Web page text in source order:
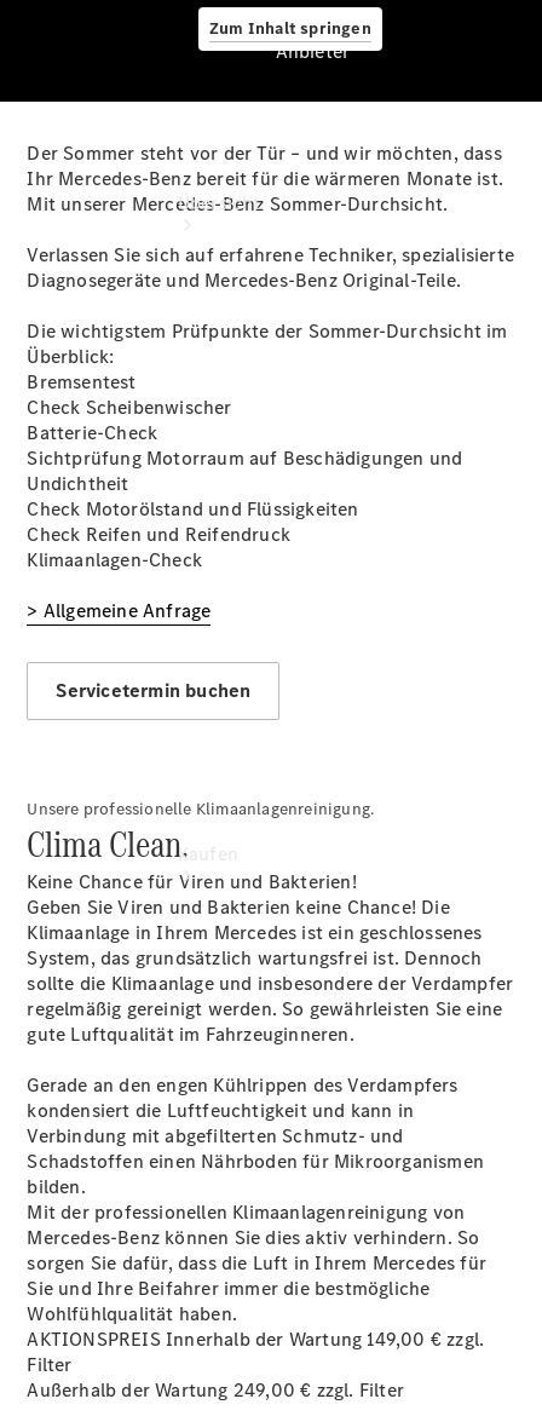
Zum Inhalt springen
Anbieter
Übersicht
Startseite
finden
vereinbaren
Servicetermin
vereinbaren
Kaufen
Übersicht
Gebrauchtwagensuche
Junge
Sterne
Junge
Sterne -
elektrisch
Mercedes-
Benz
Online
Store
Anbieter
Der Sommer steht vor der Tür – und wir möchten, dass
Ihr Mercedes-Benz bereit für die wärmeren Monate ist.
Mit unserer Mercedes-Benz Sommer-Durchsicht.
Verlassen Sie sich auf erfahrene Techniker, spezialisierte
Diagnosegeräte und Mercedes-Benz Original-Teile.
Die wichtigstem Prüfpunkte der Sommer-Durchsicht im
Überblick:
Bremsentest
Check Scheibenwischer
Batterie-Check
Sichtprüfung Motorraum auf Beschädigungen und
Undichtheit
Check Motorölstand und Flüssigkeiten
Check Reifen und Reifendruck
Klimaanlagen-Check
> Allgemeine Anfrage
Servicetermin buchen
Unsere professionelle Klimaanlagenreinigung.
Clima Clean.
Keine Chance für Viren und Bakterien!
Geben Sie Viren und Bakterien keine Chance! Die
Klimaanlage in Ihrem Mercedes ist ein geschlossenes
System, das grundsätzlich wartungsfrei ist. Dennoch
sollte die Klimaanlage und insbesondere der Verdampfer
regelmäßig gereinigt werden. So gewährleisten Sie eine
gute Luftqualität im Fahrzeuginneren.
Gerade an den engen Kühlrippen des Verdampfers
kondensiert die Luftfeuchtigkeit und kann in
Verbindung mit abgefilterten Schmutz- und
Schadstoffen einen Nährboden für Mikroorganismen
bilden.
Mit der professionellen Klimaanlagenreinigung von
Mercedes-Benz können Sie dies aktiv verhindern. So
sorgen Sie dafür, dass die Luft in Ihrem Mercedes für
Sie und Ihre Beifahrer immer die bestmögliche
Wohlfühlqualität haben.
AKTIONSPREIS Innerhalb der Wartung 149,00 € zzgl.
Filter
Außerhalb der Wartung 249,00 € zzgl. Filter